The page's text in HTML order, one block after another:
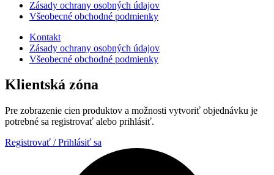
Zásady ochrany osobných údajov
Všeobecné obchodné podmienky
Kontakt
Zásady ochrany osobných údajov
Všeobecné obchodné podmienky
Klientská zóna
Pre zobrazenie cien produktov a možnosti vytvoriť objednávku je
potrebné sa registrovať alebo prihlásiť.
Registrovať / Prihlásiť sa